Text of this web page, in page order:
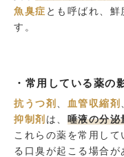
魚臭症 とも呼ばれ、
す。
・常用している薬の
抗うつ剤 血管収縮剤
抑制剤 は、 唾液の分泌
これらの薬を常用し
る口臭が起こる場合が